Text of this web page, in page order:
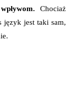
Chociaż
język jest taki sam,